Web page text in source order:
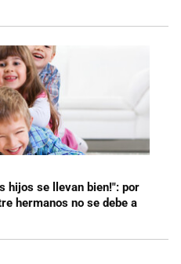
hijos se llevan bien!": por
hermanos no se debe a